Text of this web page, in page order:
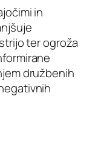
in
ter ogroža
družbenih